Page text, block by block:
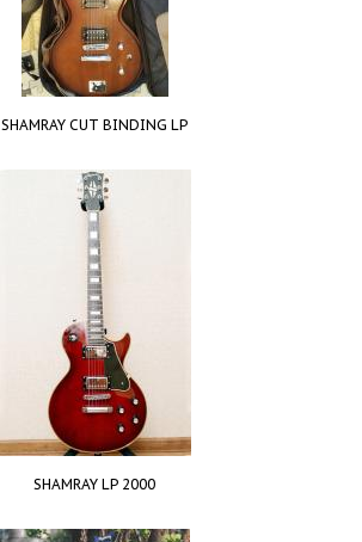
SHAMRAY CUT BINDING LP
SHAMRAY LP 2000